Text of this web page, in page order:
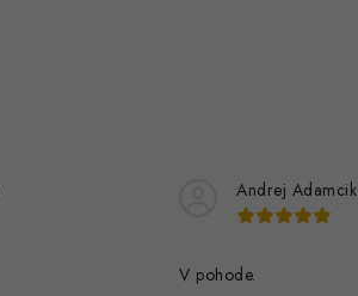
Andrej Adamcik
V pohode.